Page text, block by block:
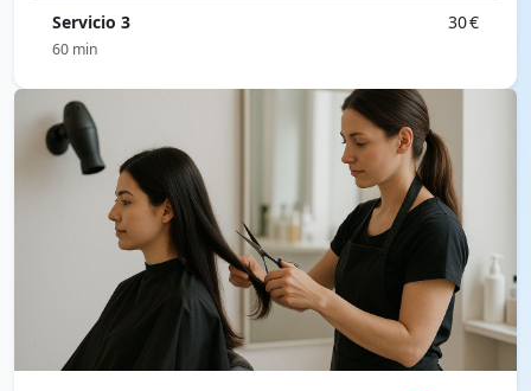
Servicio 3 30 €
60 min